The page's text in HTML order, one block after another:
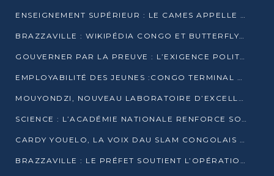
ENSEIGNEMENT SUPÉRIEUR : LE CAMES APPELLE À UNE UNIVERSITÉ AFRICAINE AXÉE SUR L’EMPLOYABILITÉ
BRAZZAVILLE : WIKIPÉDIA CONGO ET BUTTERFLY SCELLENT UN PARTENARIAT POUR STRUCTURER LE BÉNÉVOLAT NUMÉRIQUE
GOUVERNER PAR LA PREUVE : L’EXIGENCE POLITIQUE DU XXIᵉ SIÈCLE
EMPLOYABILITÉ DES JEUNES :CONGO TERMINAL S’ALLIE À L’ESCIC POUR RAPPROCHER L’ÉCOLE DU TERRAIN
MOUYONDZI, NOUVEAU LABORATOIRE D’EXCELLENCE PÉDAGOGIQUE AVEC L’ENFICE
SCIENCE : L’ACADÉMIE NATIONALE RENFORCE SON ÉQUIPE ET TRACE SA FEUILLE DE ROUTE 2026
CARDY YOUELO, LA VOIX DAU SLAM CONGOLAIS QUI INTERPELLE LE MONDE
BRAZZAVILLE : LE PRÉFET SOUTIENT L’OPÉRATION « ZÉRO KULUNA » ET APPELLE À LA VIGILANCE CITOYENNE